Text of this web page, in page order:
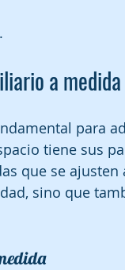
a medida
para
tiene sus
que se
sino que